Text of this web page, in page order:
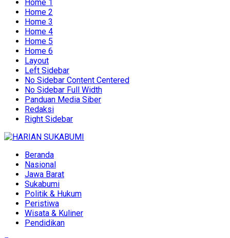
Home 1
Home 2
Home 3
Home 4
Home 5
Home 6
Layout
Left Sidebar
No Sidebar Content Centered
No Sidebar Full Width
Panduan Media Siber
Redaksi
Right Sidebar
Beranda
Nasional
Jawa Barat
Sukabumi
Politik & Hukum
Peristiwa
Wisata & Kuliner
Pendidikan